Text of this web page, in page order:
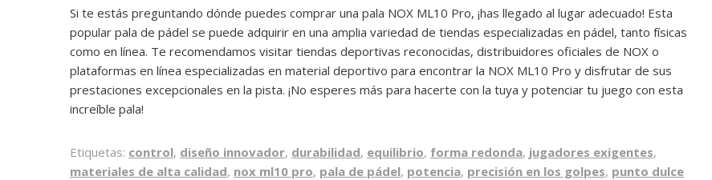
Si te estás preguntando dónde puedes comprar una pala NOX ML10 Pro, ¡has llegado al lugar adecuado! Esta
popular pala de pádel se puede adquirir en una amplia variedad de tiendas especializadas en pádel, tanto físicas
como en línea. Te recomendamos visitar tiendas deportivas reconocidas, distribuidores oficiales de NOX o
plataformas en línea especializadas en material deportivo para encontrar la NOX ML10 Pro y disfrutar de sus
prestaciones excepcionales en la pista. ¡No esperes más para hacerte con la tuya y potenciar tu juego con esta
increíble pala!
Etiquetas: control, diseño innovador, durabilidad, equilibrio, forma redonda, jugadores exigentes,
materiales de alta calidad, nox ml10 pro, pala de pádel, potencia, precisión en los golpes, punto dulce